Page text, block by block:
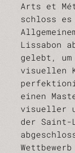
Arts et
schloss
Lissabon
gelebt,
visuellen
einen
visueller
der Saint-